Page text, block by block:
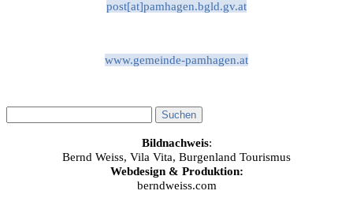
post[at]pamhagen.bgld.gv.at
www.gemeinde-pamhagen.at
Bildnachweis:
Bernd Weiss, Vila Vita, Burgenland Tourismus
Webdesign & Produktion:
berndweiss.com